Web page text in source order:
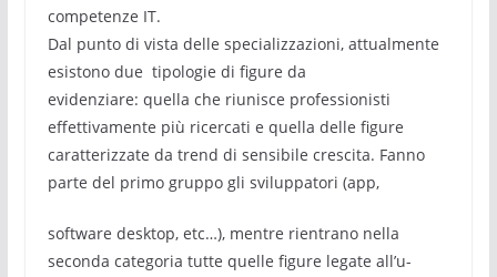
competenze IT.
Dal punto di vista delle specializzazioni, attualmente
esistono due tipologie di figure da
evidenziare: quella che riunisce professionisti
effettivamente più ricercati e quella delle figure
caratterizzate da trend di sensibile crescita. Fanno
parte del primo gruppo gli sviluppatori (app,
software desktop, etc…), mentre rientrano nella
seconda categoria tutte quelle figure legate all’u-